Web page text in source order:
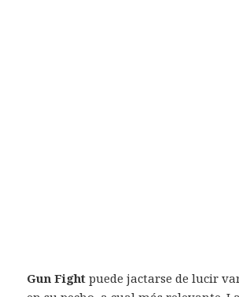
Gun Fight puede jactarse de lucir